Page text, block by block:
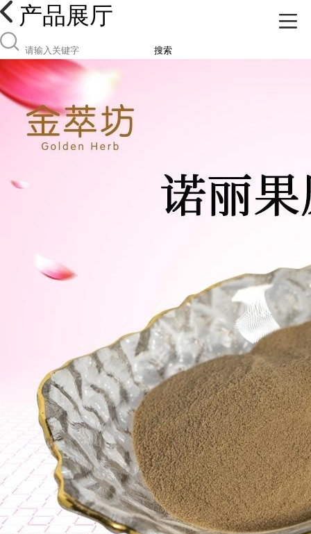
产品展厅
搜索